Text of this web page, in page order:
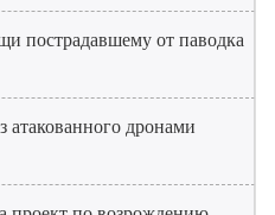
пострадавшему от паводка
атакованного дронами